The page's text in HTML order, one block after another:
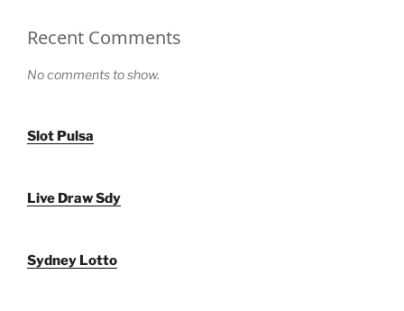
Recent Comments
No comments to show.
Slot Pulsa
Live Draw Sdy
Sydney Lotto